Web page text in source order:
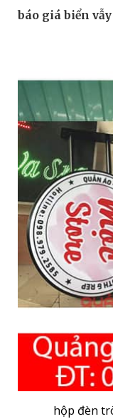
báo giá biển
hộp đèn